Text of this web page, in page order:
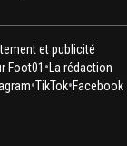
et publicité
Foot01 • La rédaction
•TikTok•Facebook